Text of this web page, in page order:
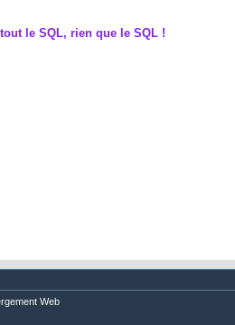
le SQL, rien que le SQL !
Web